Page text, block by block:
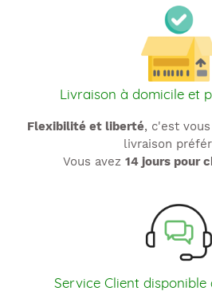
Livraison à domicile et
Flexibilité et liberté, c'est
livraison
Vous avez 14 jours pour
Service Client disponible